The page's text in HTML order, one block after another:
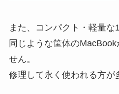
また、コンパクト・軽量
同じような筐体の
せん。
修理して永く使われる方が